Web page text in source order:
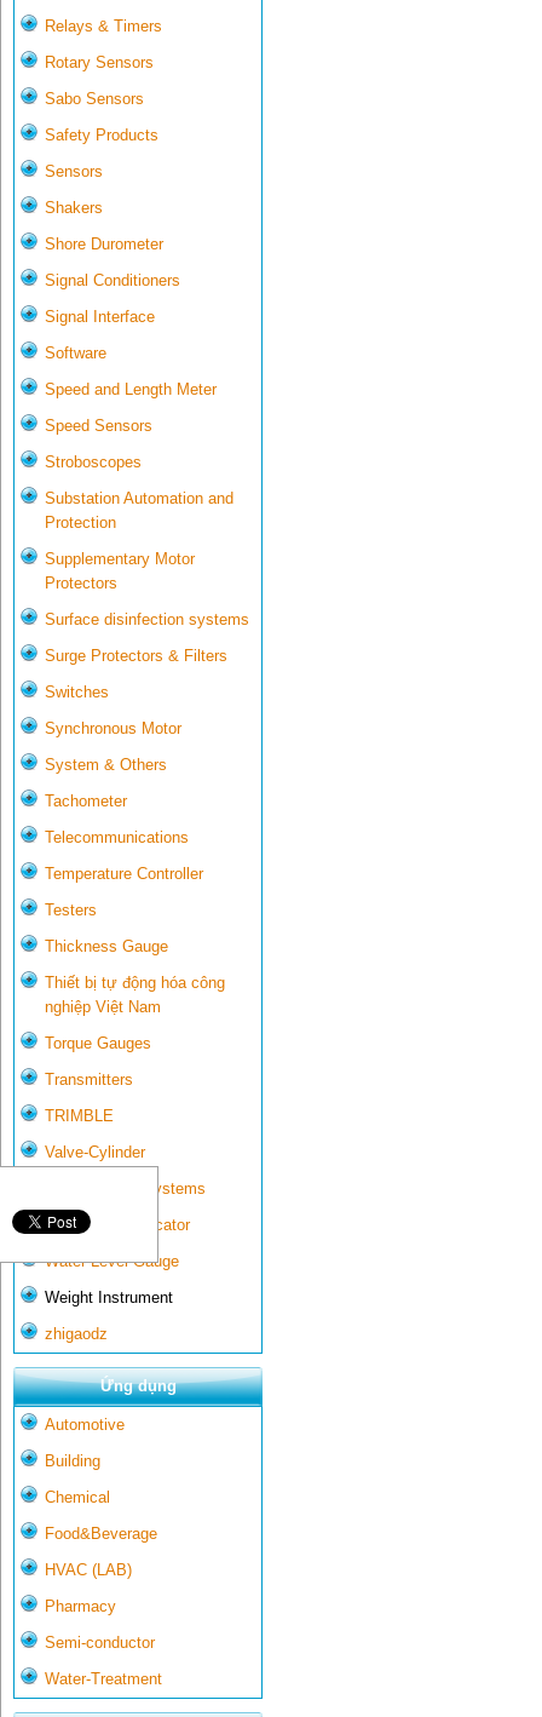
Relays & Timers
Rotary Sensors
Sabo Sensors
Safety Products
Sensors
Shakers
Shore Durometer
Signal Conditioners
Signal Interface
Software
Speed and Length Meter
Speed Sensors
Stroboscopes
Substation Automation and
Protection
Supplementary Motor
Protectors
Surface disinfection systems
Surge Protectors & Filters
Switches
Synchronous Motor
System & Others
Tachometer
Telecommunications
Temperature Controller
Testers
Thickness Gauge
Thiết bị tự động hóa công
nghiệp Việt Nam
Torque Gauges
Transmitters
TRIMBLE
Valve-Cylinder
Wall-mounted systems
Water Gate Indicator
Water Level Gauge
Weight Instrument
zhigaodz
Ứng dụng
Automotive
Building
Chemical
Food&Beverage
HVAC (LAB)
Pharmacy
Semi-conductor
Water-Treatment